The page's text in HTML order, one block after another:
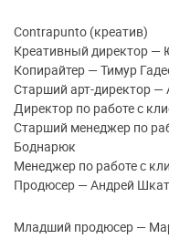
Contrapunto (креатив)
Креативный директор —
Копирайтер — Тимур
Старший арт-директор —
Директор по работе с
Старший менеджер по
Боднарюк
Менеджер по работе с
Продюсер — Андрей
Младший продюсер —